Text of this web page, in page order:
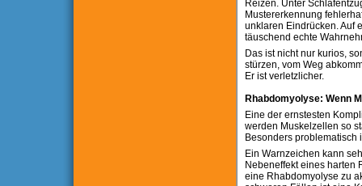
Reizen. Unter
Mustererkennung
unklaren Eindrücken. Auf
täuschend echte
Das ist nicht nur kurios,
stürzen, vom Weg
Er ist verletzlicher.
Rhabdomyolyse: Wenn
Eine der ernstesten
werden Muskelzellen so
Besonders problematisch
Ein Warnzeichen kann
Nebeneffekt eines harten
eine Rhabdomyolyse zu